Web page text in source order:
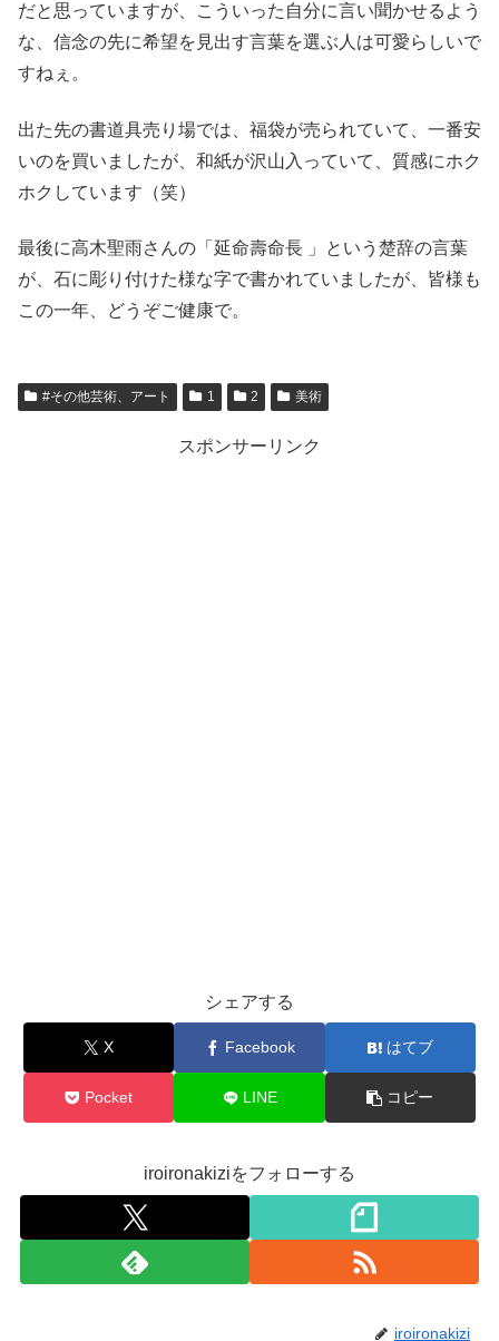
だと思っていますが、こういった自分に言い聞かせるよう
な、信念の先に希望を見出す言葉を選ぶ人は可愛らしいで
すねぇ。
出た先の書道具売り場では、福袋が売られていて、一番安
いのを買いましたが、和紙が沢山入っていて、質感にホク
ホクしています（笑）
最後に高木聖雨さんの「延命壽命長 」という楚辞の言葉
が、石に彫り付けた様な字で書かれていましたが、皆様も
この一年、どうぞご健康で。
#その他芸術、アート 1 2 美術
スポンサーリンク
シェアする
X Facebook はてブ
Pocket LINE コピー
iroironakiziをフォローする
iroironakizi